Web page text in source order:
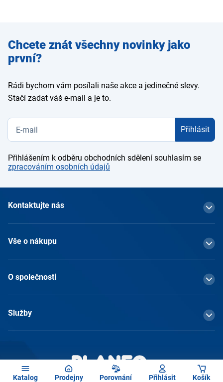
Katalog Prodejny Porovnání Přihlásit Košík
Zadejte
e-mail
Chcete znát všechny novinky jako
první?
Rádi bychom vám posílali naše akce a jedinečné slevy.
Stačí zadat váš e-mail a je to.
Přihlásit
Přihlášením k odběru obchodních sdělení souhlasím se
zpracováním osobních údajů
Kontaktujte nás
Vše o nákupu
O společnosti
Služby